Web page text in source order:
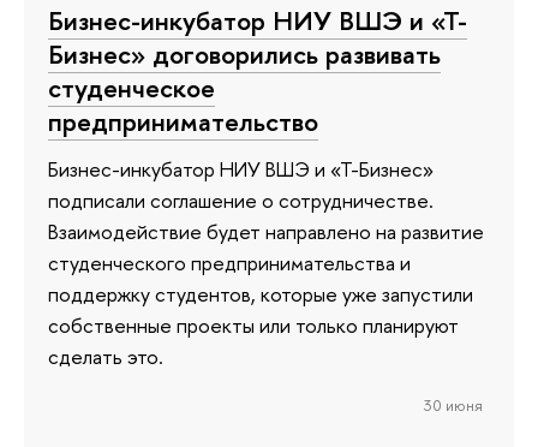
Бизнес-инкубатор НИУ ВШЭ и «Т-
Бизнес» договорились развивать
студенческое
предпринимательство
Бизнес-инкубатор НИУ ВШЭ и «Т-Бизнес»
подписали соглашение о сотрудничестве.
Взаимодействие будет направлено на развитие
студенческого предпринимательства и
поддержку студентов, которые уже запустили
собственные проекты или только планируют
сделать это.
30 июня